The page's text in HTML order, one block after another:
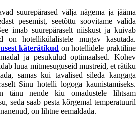
suurepärased välja nägema ja jääma
pesemist, seetõttu soovitame valida
imab suurepäraselt niiskust ja kuivab
on hotellikülalistele mugav kasutada.
käterätikud on hotellidele praktiline
ja pesukulud optimaalsed. Kohev
luua mitmesuguseid mustreid, et rätiku
samas kui tavalised sileda kangaga
Sinu hotelli logoga kaunistamiseks.
tänu nende kiu omadustele lihtsam
seda saab pesta kõrgemal temperatuuril
on lihtne eemaldada.